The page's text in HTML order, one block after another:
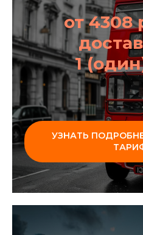
от 4308
1
УЗНАТЬ